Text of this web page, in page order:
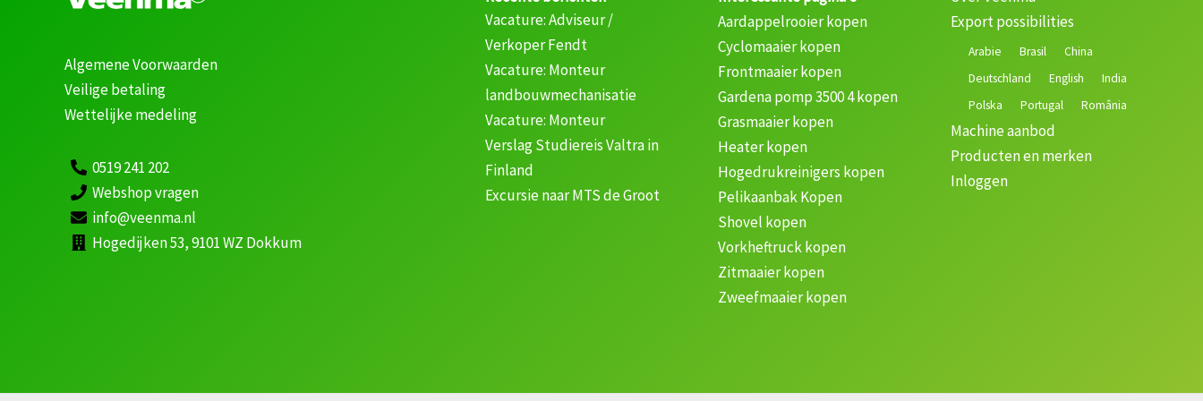
Algemene Voorwaarden
Veilige betaling
Wettelijke medeling
0519 241 202
Webshop vragen
info@veenma.nl
Hogedijken 53, 9101 WZ Dokkum
Vacature: Adviseur /
Verkoper Fendt
Vacature: Monteur
landbouwmechanisatie
Vacature: Monteur
Verslag Studiereis Valtra in
Finland
Excursie naar MTS de Groot
Aardappelrooier kopen
Cyclomaaier kopen
Frontmaaier kopen
Gardena pomp 3500 4 kopen
Grasmaaier kopen
Heater kopen
Hogedrukreinigers kopen
Pelikaanbak Kopen
Shovel kopen
Vorkheftruck kopen
Zitmaaier kopen
Zweefmaaier kopen
Export possibilities
Arabie Brasil
China
Deutschland
English
India
Polska
Portugal România
Machine aanbod
Producten en merken
Inloggen